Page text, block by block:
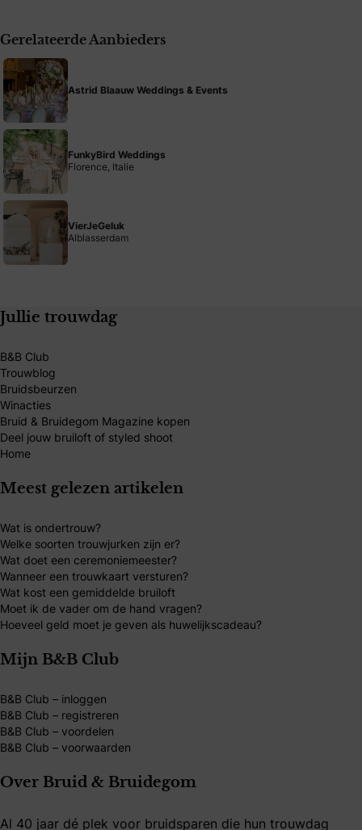
Gerelateerde Aanbieders
Astrid Blaauw Weddings & Events
FunkyBird Weddings
Florence, Italie
VierJeGeluk
Alblasserdam
Jullie trouwdag
B&B Club
Trouwblog
Bruidsbeurzen
Winacties
Bruid & Bruidegom Magazine kopen
Deel jouw bruiloft of styled shoot
Home
Meest gelezen artikelen
Wat is ondertrouw?
Welke soorten trouwjurken zijn er?
Wat doet een ceremoniemeester?
Wanneer een trouwkaart versturen?
Wat kost een gemiddelde bruiloft
Moet ik de vader om de hand vragen?
Hoeveel geld moet je geven als huwelijkscadeau?
Mijn B&B Club
B&B Club – inloggen
B&B Club – registreren
B&B Club – voordelen
B&B Club – voorwaarden
Over Bruid & Bruidegom
Al 40 jaar dé plek voor bruidsparen die hun trouwdag